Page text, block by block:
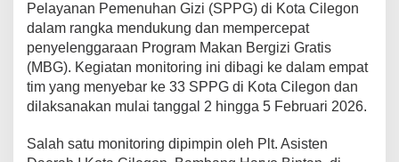
p
a
n
g
a
k
3
Pelayanan Pemenuhan Gizi (SPPG) di Kota Cilegon
dalam rangka mendukung dan mempercepat
penyelenggaraan Program Makan Bergizi Gratis
(MBG). Kegiatan monitoring ini dibagi ke dalam empat
tim yang menyebar ke 33 SPPG di Kota Cilegon dan
dilaksanakan mulai tanggal 2 hingga 5 Februari 2026.
Salah satu monitoring dipimpin oleh Plt. Asisten